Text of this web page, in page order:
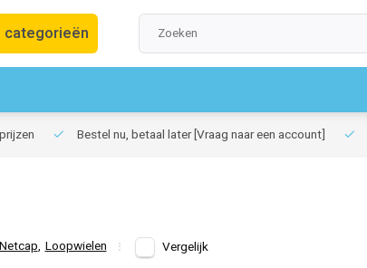
categorieën
Bestel nu, betaal later [Vraag naar een account]
, Loopwielen Vergelijk